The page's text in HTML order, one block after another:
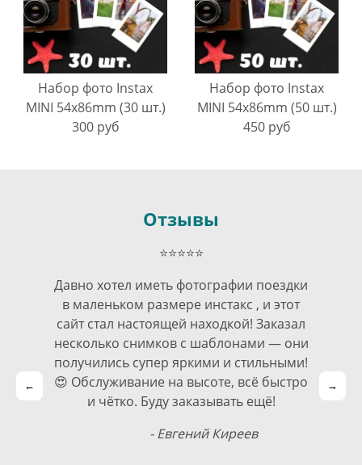
Набор фото Instax
MINI 54х86mm (30 шт.)
300 руб
Набор фото Instax
MINI 54х86mm (50 шт.)
450 руб
Отзывы
⭐⭐⭐⭐⭐
Давно хотел иметь фотографии поездки
в маленьком размере инстакс , и этот
сайт стал настоящей находкой! Заказал
несколько снимков с шаблонами — они
получились супер яркими и стильными!
😍 Обслуживание на высоте, всё быстро
и чётко. Буду заказывать ещё!
- Евгений Киреев
← →